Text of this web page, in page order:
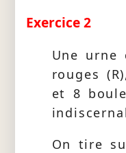
Exercice 2
Une urne
rouges
et 8
On tire